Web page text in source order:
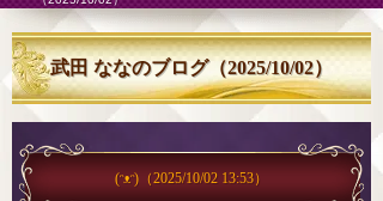
武田 ななのブログ（2025/10/02）
(ᵔᴥᵔ) （2025/10/02 13:53）